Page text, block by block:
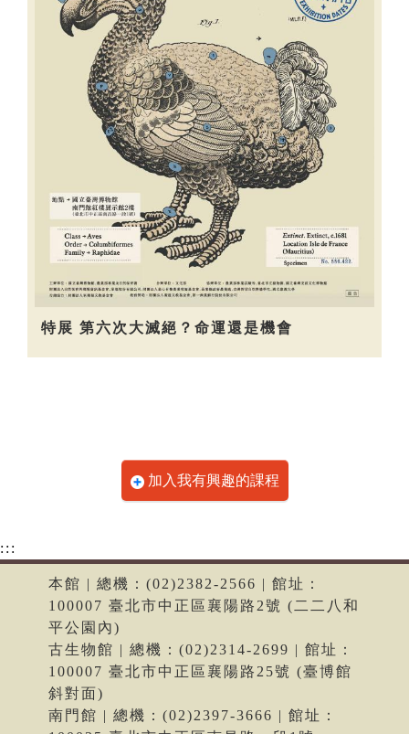
特展 第六次大滅絕？命運還是機會
加入我有興趣的課程
:::
本館 | 總機：(02)2382-2566 | 館址：
100007 臺北市中正區襄陽路2號 (二二八和
平公園內)
古生物館 | 總機：(02)2314-2699 | 館址：
100007 臺北市中正區襄陽路25號 (臺博館
斜對面)
南門館 | 總機：(02)2397-3666 | 館址：